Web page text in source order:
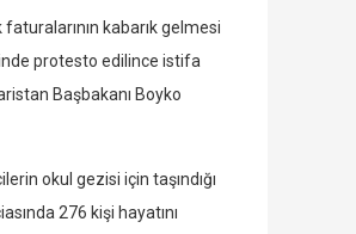
faturalarının kabarık gelmesi
protesto edilince istifa
Başbakanı Boyko
okul gezisi için taşındığı
276 kişi hayatını